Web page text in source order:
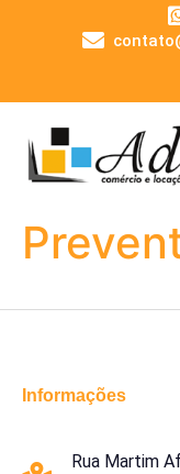
Informações
Rua Martim